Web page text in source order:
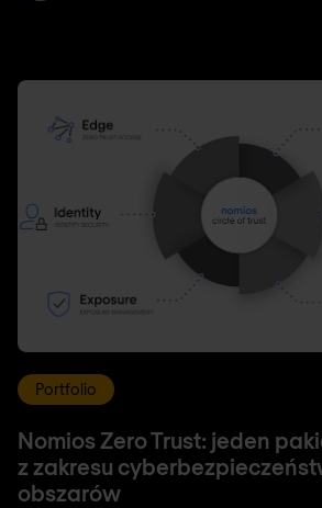
Portfolio
Nomios Zero Trust: jeden
z zakresu
obszarów